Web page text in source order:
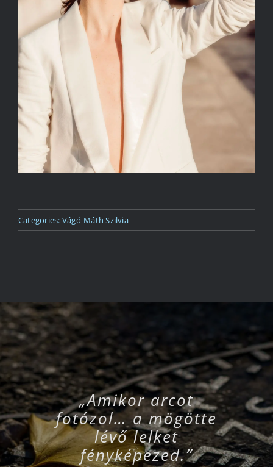
Categories: Vágó-Máth Szilvia
„Amikor arcot
fotózol… a mögötte
lévő lelket
fényképezed.”